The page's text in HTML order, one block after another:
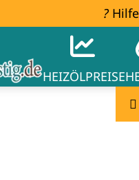
Hilfe
HEIZÖLPREISE